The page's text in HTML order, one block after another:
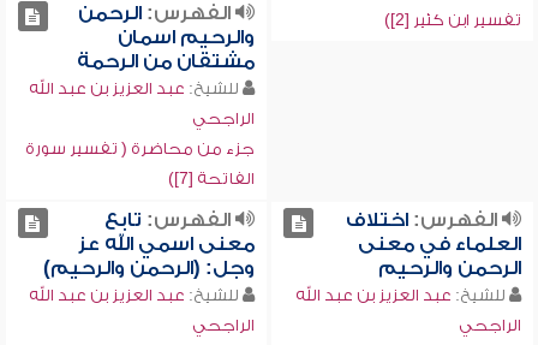
تفسير ابن كثير [2])
الفهرس:الرحمن
والرحيم اسمان
مشتقان من الرحمة
للشيخ: عبد العزيز بن عبد الله
الراجحي
جزء من محاضرة ( تفسير سورة
الفاتحة [7])
الفهرس:اختلاف
العلماء في معنى
الرحمن والرحيم
للشيخ: عبد العزيز بن عبد الله
الراجحي
الفهرس: تابع
معنى اسمي الله عز
وجل: (الرحمن والرحيم)
للشيخ: عبد العزيز بن عبد الله
الراجحي